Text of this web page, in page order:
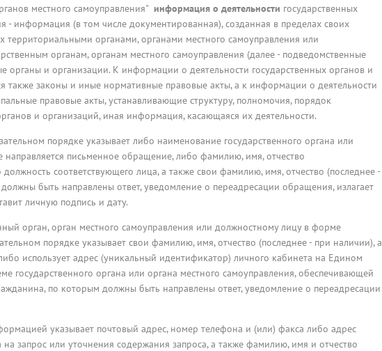
местного самоуправления" информация о деятельности государственных
- информация (в том числе документированная), созданная в пределах своих
территориальными органами, органами местного самоуправления или
органам, органам местного самоуправления (далее - подведомственные
органы и организации. К информации о деятельности государственных органов и
также законы и иные нормативные правовые акты, а к информации о деятельности
правовые акты, устанавливающие структуру, полномочия, порядок
и организаций, иная информация, касающаяся их деятельности.
порядке указывает либо наименование государственного органа или
направляется письменное обращение, либо фамилию, имя, отчество
соответствующего лица, а также свои фамилию, имя, отчество (последнее -
быть направлены ответ, уведомление о переадресации обращения, излагает
личную подпись и дату.
орган, орган местного самоуправления или должностному лицу в форме
порядке указывает свои фамилию, имя, отчество (последнее - при наличии), а
использует адрес (уникальный идентификатор) личного кабинета на Едином
государственного органа или органа местного самоуправления, обеспечивающей
по которым должны быть направлены ответ, уведомление о переадресации
указывает почтовый адрес, номер телефона и (или) факса либо адрес
запрос или уточнения содержания запроса, а также фамилию, имя и отчество